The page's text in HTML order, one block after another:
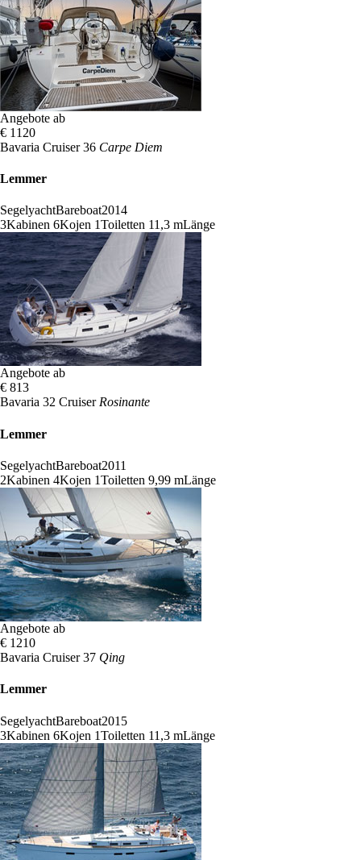
Angebote ab
€ 1120
Bavaria Cruiser 36 Carpe Diem
Lemmer
SegelyachtBareboat2014
3Kabinen 6Kojen 1Toiletten 11,3 mLänge
Angebote ab
€ 813
Bavaria 32 CruiserRosinante
Lemmer
SegelyachtBareboat2011
2Kabinen 4Kojen 1Toiletten 9,99 mLänge
Angebote ab
€ 1210
Bavaria Cruiser 37 Qing
Lemmer
SegelyachtBareboat2015
3Kabinen 6Kojen 1Toiletten 11,3 mLänge